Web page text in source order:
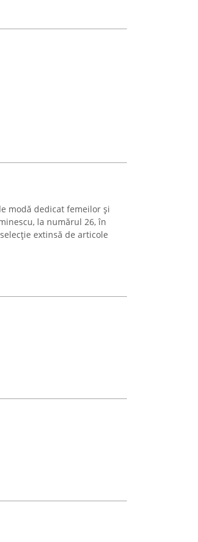
modă dedicat femeilor și
la numărul 26, în
extinsă de articole